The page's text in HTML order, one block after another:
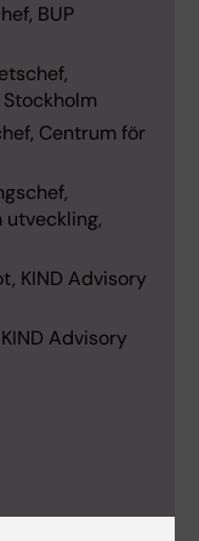
BUP
Centrum för
utveckling,
KIND Advisory
Advisory